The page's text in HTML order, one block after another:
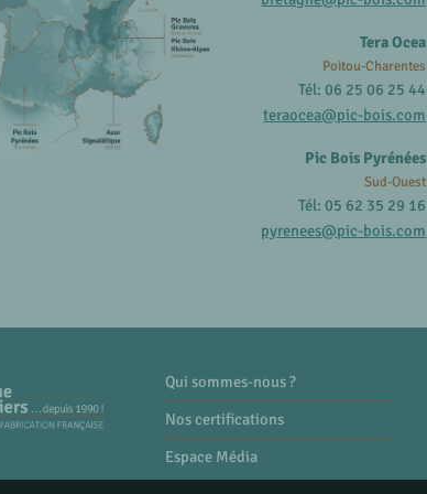
Tera Ocea
Poitou-Charentes
Tél: 06 25 06 25 44
teraocea@pic-bois.com
Pic Bois Pyrénées
Sud-Ouest
Tél: 05 62 35 29 16
pyrenees@pic-bois.com
Qui sommes-nous ?
Nos certifications
Espace Média